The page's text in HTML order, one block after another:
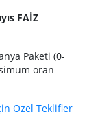
FAİZ
Paketi (0-
oran
Özel Teklifler